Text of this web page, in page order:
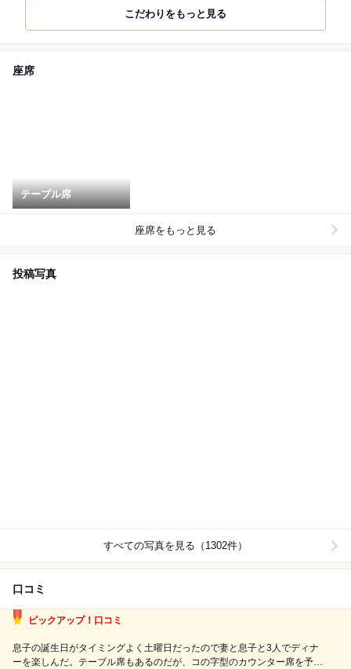
こだわりをもっと見る
座席
テーブル席
座席をもっと見る
投稿写真
すべての写真を見る（1302件）
口コミ
ピックアップ！口コミ
息子の誕生日がタイミングよく土曜日だったので妻と息子と3人でディナ
ーを楽しんだ。テーブル席もあるのだが、コの字型のカウンター席を予